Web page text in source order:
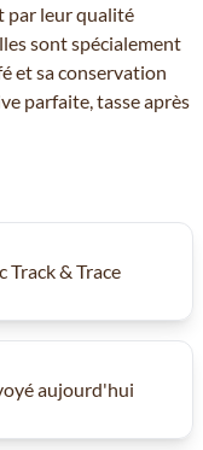
par leur qualité
sont spécialement
et sa conservation
parfaite, tasse après
Track & Trace
aujourd'hui